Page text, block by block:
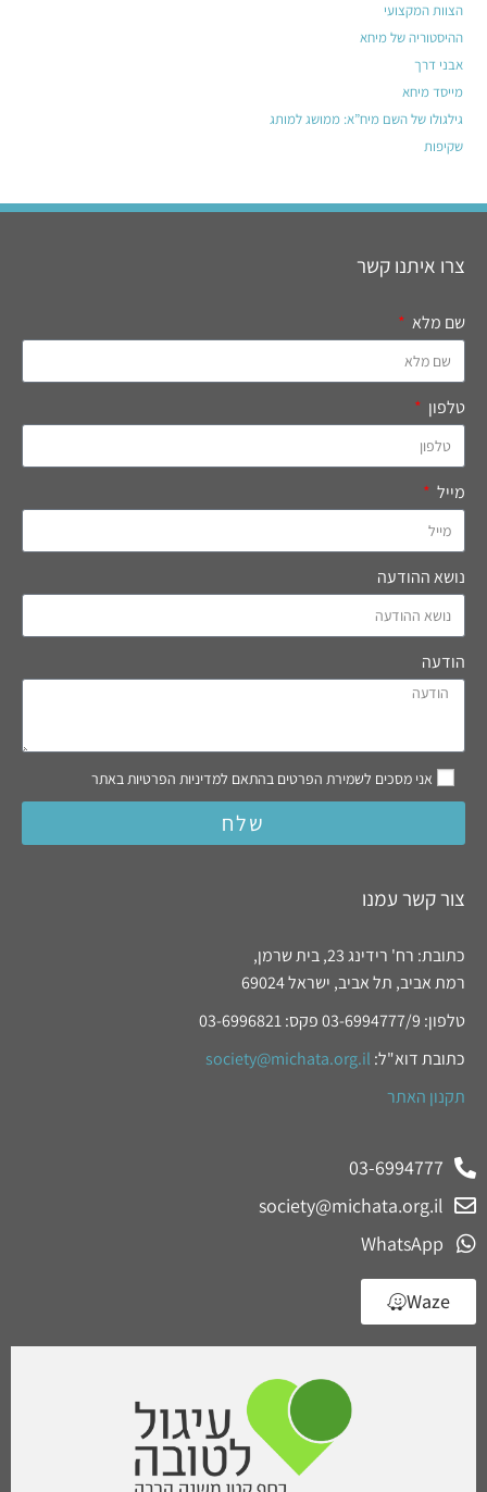
הצוות המקצועי
ההיסטוריה של מיחא
אבני דרך
מייסד מיחא
גילגולו של השם מיח”א: ממושג למותג
שקיפות
צרו איתנו קשר
שם מלא
טלפון
מייל
נושא ההודעה
הודעה
אני מסכים לשמירת הפרטים בהתאם למדיניות הפרטיות באתר
שלח
צור קשר עמנו
כתובת: רח' רידינג 23, בית שרמן,
רמת אביב, תל אביב, ישראל 69024
טלפון: 03-6994777/9 פקס: 03-6996821
כתובת דוא"ל: society@michata.org.il
תקנון האתר
03-6994777
society@michata.org.il
WhatsApp
Waze